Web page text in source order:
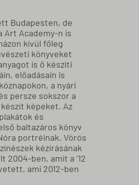
Budapesten, de
Art Academy-n is
kívül főleg
könyveket
is ő készíti
előadásain is
a nyári
persze sokszor a
képeket. Az
és
baltazáros könyv
portréinak, Vörös
kézírásának
2004-ben, amit a ’12
ami 2012-ben